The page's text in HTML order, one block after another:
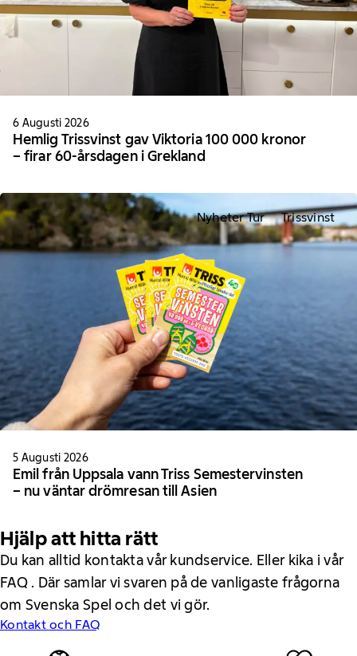
6 Augusti 2026
Hemlig Trissvinst gav Viktoria 100 000 kronor
– firar 60-årsdagen i Grekland
Nyheter Tur Trissvinst
5 Augusti 2026
Emil från Uppsala vann Triss Semestervinsten
– nu väntar drömresan till Asien
Hjälp att hitta rätt
Du kan alltid kontakta vår kundservice. Eller kika i vår
FAQ . Där samlar vi svaren på de vanligaste frågorna
om Svenska Spel och det vi gör.
Kontakt och FAQ